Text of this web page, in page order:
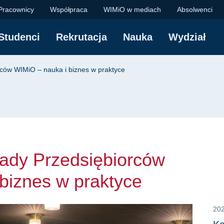
Współpraca WIMiO w mediach Absolwenci
Rekrutacja Nauka Wydział
WIMiO – nauka i biznes w praktyce
Przedsiębiorców
w praktyce